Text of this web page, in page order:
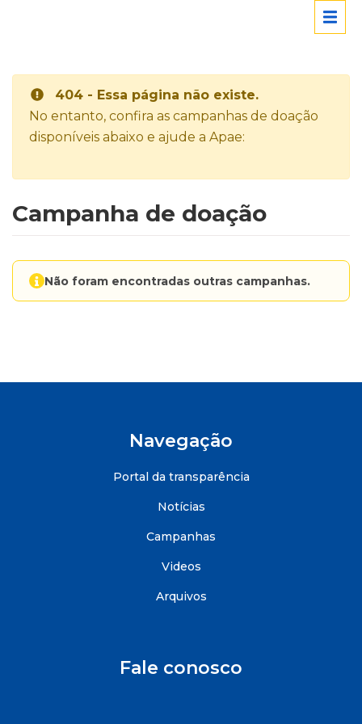
404 - Essa página não existe.
No entanto, confira as campanhas de doação
disponíveis abaixo e ajude a Apae:
Campanha de doação
Não foram encontradas outras campanhas.
Navegação
Portal da transparência
Notícias
Campanhas
Videos
Arquivos
Fale conosco